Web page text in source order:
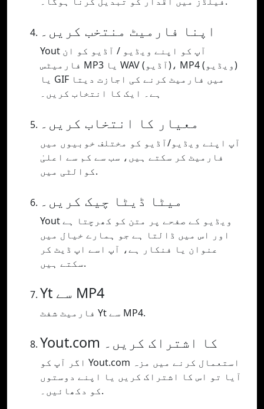
اپنا فارمیٹ منتخب کریں۔
Yout آپ کو اپنے ویڈیو / آڈیو کو ان
فارمیٹس MP3 یا WAV (آڈیو)، MP4 (ویڈیو)
یا GIF میں فارمیٹ کرنے کی اجازت دیتا
ہے۔ ایک کا انتخاب کریں۔
معیار کا انتخاب کریں۔
آپ اپنے ویڈیو/آڈیو کو مختلف خوبیوں میں
فارمیٹ کر سکتے ہیں، سب سے کم سے اعلیٰ
کوالٹی میں.
میٹا ڈیٹا چیک کریں۔
Yout ویڈیو کے صفحے پر متن کو کھرچتا ہے
اور اس میں ڈالتا ہے جو ہمارے خیال میں
عنوان یا فنکار ہے، آپ اسے اپ ڈیٹ کر
سکتے ہیں.
Yt سے MP4
فارمیٹ شفٹ Yt سے MP4.
Yout.com کا اشتراک کریں۔
اگر آپ کو Yout.com استعمال کرنے میں مزہ
آیا تو اس کا اشتراک کریں یا اپنے دوستوں
کو دکھائیں۔.